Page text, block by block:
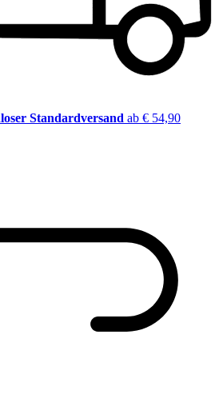
Standardversand ab € 54,90